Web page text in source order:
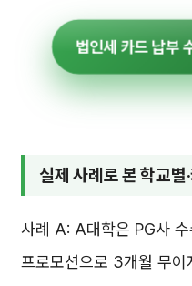
법인세 카드 납부
실제 사례로 본 학교별
사례 A: A대학은 PG사
프로모션으로 3개월 무이